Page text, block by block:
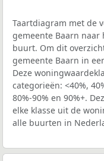
Taartdiagram met de
gemeente Baarn
buurt. Om dit
gemeente Baarn in
Deze
categorieën: <40%,
80%-90% en 90%+.
elke klasse uit de
alle buurten in